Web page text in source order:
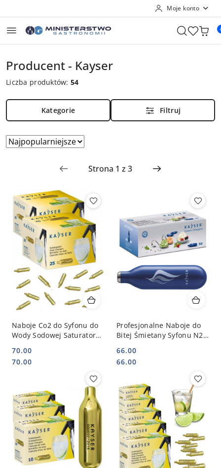
Moje konto
Producent - Kayser
Liczba produktów:54
Kategorie Filtruj
Zastosowano
Najpopularniejsze.
Sortuj
według
Naboje Co2 do Syfonu do
Wody Sodowej Saturatora
Cena:
70.00
Cena:
70.00
Profesjonalne Naboje do
Bitej Śmietany Syfonu N2O
Cena:
66.00
Cena:
66.00